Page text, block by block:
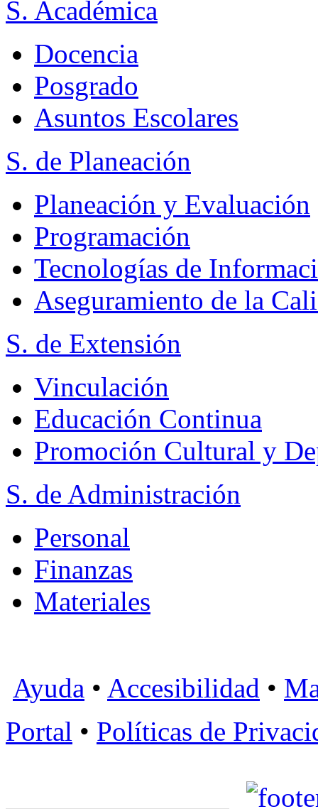
S. Académica
Docencia
Posgrado
Asuntos Escolares
S. de Planeación
Planeación y Evaluación
Programación
Tecnologías de
Aseguramiento de la
S. de Extensión
Vinculación
Educación Continua
Promoción Cultural y
S. de Administración
Personal
Finanzas
Materiales
Ayuda • Accesibilidad •
Portal • Políticas de